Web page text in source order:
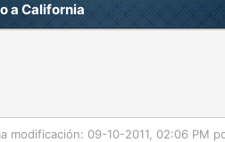
a California
modificación: 09-10-2011, 02:06 PM